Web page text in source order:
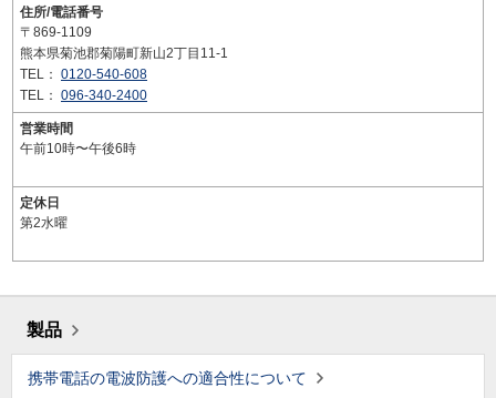
住所/電話番号
〒869-1109
熊本県菊池郡菊陽町新山2丁目11-1
TEL： 0120-540-608
TEL： 096-340-2400
営業時間
午前10時〜午後6時
定休日
第2水曜
製品
携帯電話の電波防護への適合性について